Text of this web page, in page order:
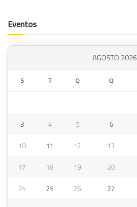
Eventos
AGOSTO 2026
S T Q Q
3 4 5 6
10 11 12 13
17 18 19 20
24 25 26 27